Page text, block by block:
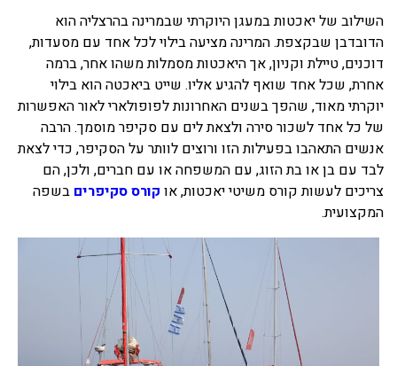
בכנרת לידו מחיר
בכנרת למשפחות
בצפון
בארץ
לקפריסין
נתניה
בבאר שבע
השילוב של יאכטות במעגן היוקרתי שבמרינה בהרצליה הוא
הדובדבן שבקצפת. המרינה מציעה בילוי לכל אחד עם מסעדות,
דוכנים, טיילת וקניון, אך היאכטות מסמלות משהו אחר, ברמה
אחרת, שכל אחד שואף להגיע אליו. שייט ביאכטה הוא בילוי
יוקרתי מאוד, שהפך בשנים האחרונות לפופולארי לאור האפשרות
של כל אחד לשכור סירה ולצאת לים עם סקיפר מוסמך. הרבה
אנשים התאהבו בפעילות הזו ורוצים לוותר על הסקיפר, כדי לצאת
לבד עם בן או בת הזוג, עם המשפחה או עם חברים, ולכן, הם
צריכים לעשות קורס משיטי יאכטות, או קורס סקיפרים בשפה
המקצועית.